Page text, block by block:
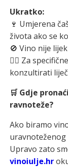
Ukratko:
🍷 Umjerena
života ako se
🚫 Vino nije
👩‍⚕️ Za
konzultirati
🛒 Gdje
ravnoteže?
Ako biramo
uravnoteženog
Upravo zato
vinoiulje.hr